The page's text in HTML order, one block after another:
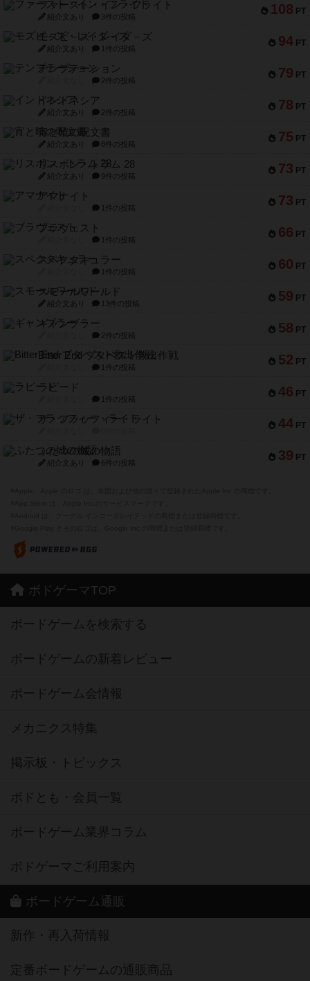
108 PT
ファースト・イン・フライト
紹介文あり 3件の投稿
94 PT
モズビ－ズ・レイダ－ズ
紹介文あり 1件の投稿
79 PT
テンプテーション
2件の投稿
78 PT
インドネシア
紹介文あり 2件の投稿
75 PT
宵と暁の呪文書
紹介文あり 8件の投稿
73 PT
リスボン・トラム 28
紹介文あり 9件の投稿
73 PT
アマナイト
1件の投稿
66 PT
ブラヴェスト
1件の投稿
60 PT
スペクタキュラー
1件の投稿
59 PT
スモールワールド
紹介文あり 13件の投稿
58 PT
ギャンブラー
2件の投稿
52 PT
Bitter End ブタペスト救出作戦
1件の投稿
46 PT
ラピード
1件の投稿
44 PT
ザ・フラッフィー・ライト
39 PT
ふたつの城の物語
紹介文あり 6件の投稿
ボドゲーマTOP
ボードゲームを検索する
ボードゲームの新着レビュー
ボードゲーム会情報
メカニクス特集
掲示板・トピックス
ボドとも・会員一覧
ボードゲーム業界コラム
ボドゲーマご利用案内
ボードゲーム通販
新作・再入荷情報
定番ボードゲームの通販商品